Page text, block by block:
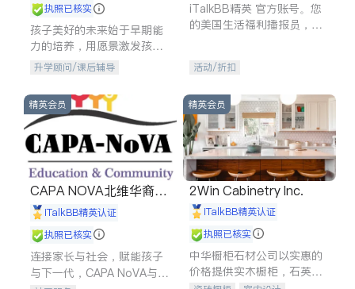
执照已核实
孩子美好的未来始于早期能
力的培养，用愿景激发孩子
的学习潜力和动力。理念：
石。
升学顾问/课后辅导
iTalkBB精英 官方账号。您
的美国生活福利播报员，精
专属福利。
活动/折扣
精英会员
CAPA NOVA北维华裔家
长会iTalkBB精英认证
执照已核实
连接家长与社会，赋能孩子
与下一代，CAPA NoVA与您
精英会员
2Win Cabinetry Inc.
iTalkBB精英认证
执照已核实
中华橱柜石材公司以实惠的
价格提供实木橱柜，石英石